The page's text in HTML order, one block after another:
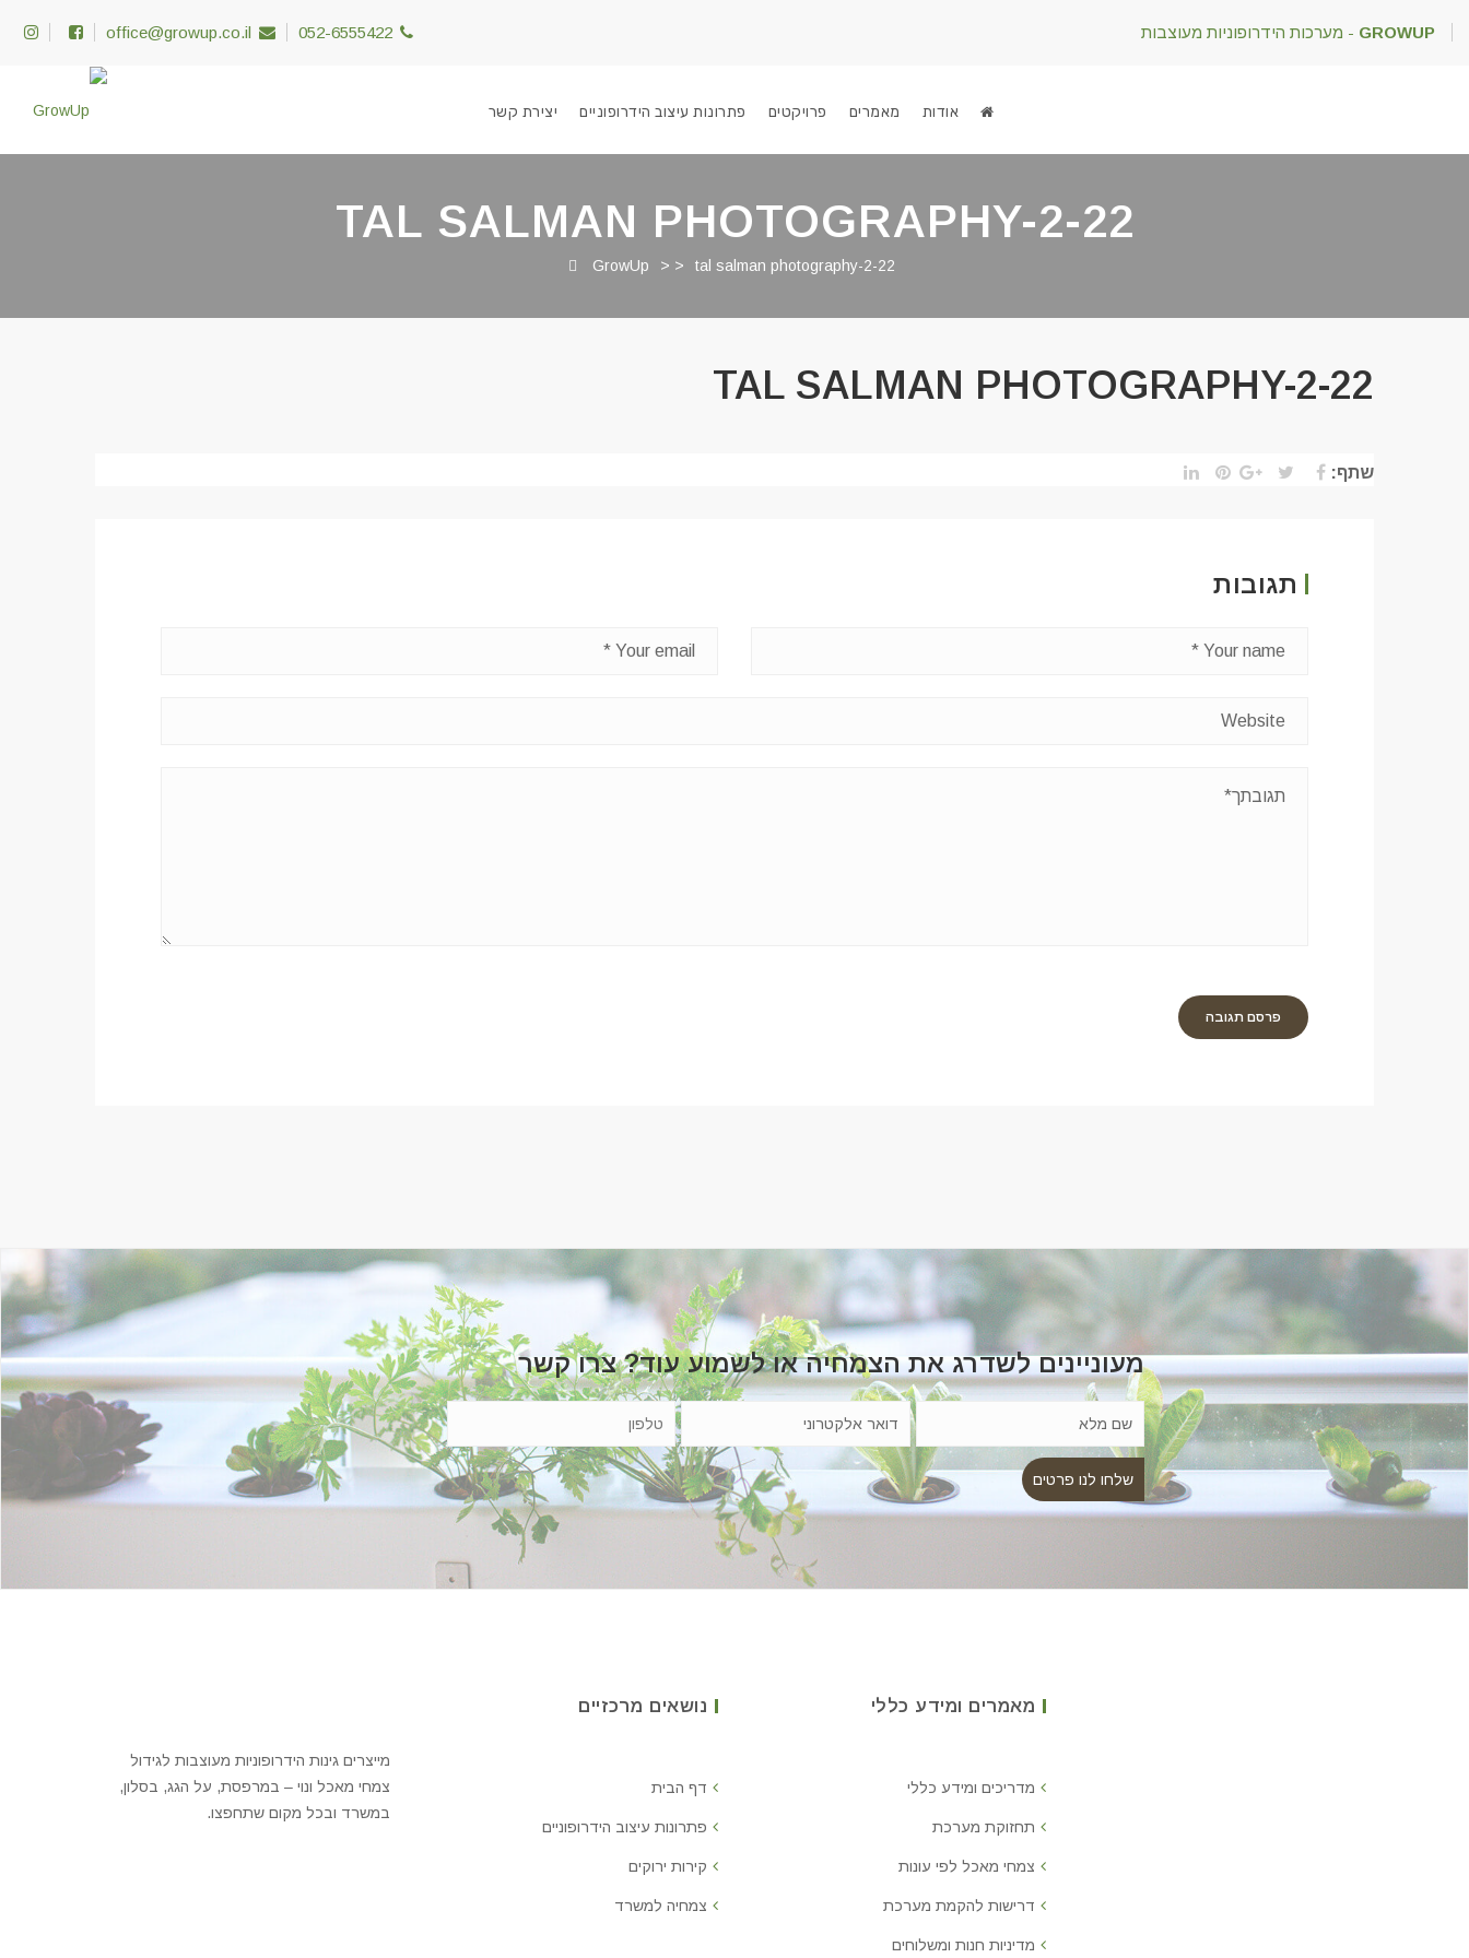
office@growup.co.il 052-6555422 GROWUP - מערכות הידרופוניות מעוצבות
אודות מאמרים פרויקטים פתרונות עיצוב הידרופוניים יצירת קשר
TAL SALMAN PHOTOGRAPHY-2-22
GrowUp > > tal salman photography-2-22
TAL SALMAN PHOTOGRAPHY-2-22
שתף:
תגובות
מעוניינים לשדרג את הצמחיה או לשמוע עוד? צרו קשר
מאמרים ומידע כללי
מדריכים ומידע כללי
תחזוקת מערכת
צמחי מאכל לפי עונות
דרישות להקמת מערכת
מדיניות חנות ומשלוחים
נושאים מרכזיים
דף הבית
פתרונות עיצוב הידרופוניים
קירות ירוקים
צמחיה למשרד
מייצרים גינות הידרופוניות מעוצבות לגידול
צמחי מאכל ונוי – במרפסת, על הגג, בסלון,
במשרד ובכל מקום שתחפצו.